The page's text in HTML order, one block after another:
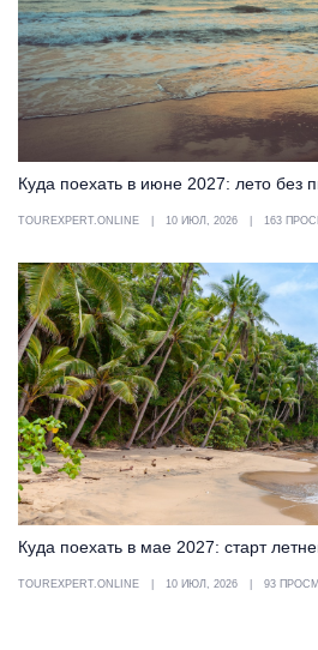
Куда поехать в июне 2027: лето без
TOUREXPERT.ONLINE 10 ИЮЛ, 2026 163
Куда поехать в мае 2027: старт
TOUREXPERT.ONLINE 10 ИЮЛ, 2026 93